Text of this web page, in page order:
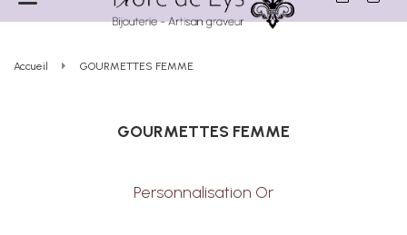
Accueil GOURMETTES FEMME
GOURMETTES FEMME
Personnalisation Or